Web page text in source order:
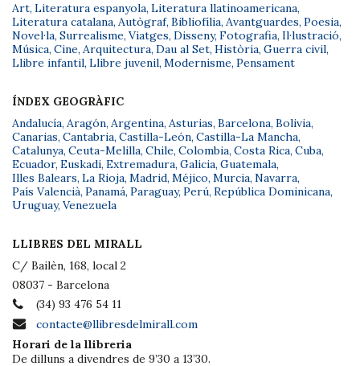
Art, Literatura espanyola, Literatura llatinoamericana,
Literatura catalana, Autògraf, Bibliofília, Avantguardes, Poesia,
Novel·la, Surrealisme, Viatges, Disseny, Fotografia, Il·lustració,
Música, Cine, Arquitectura, Dau al Set, Història, Guerra civil,
Llibre infantil, Llibre juvenil, Modernisme, Pensament
ÍNDEX GEOGRÀFIC
Andalucía, Aragón, Argentina, Asturias, Barcelona, Bolivia,
Canarias, Cantabria, Castilla-León, Castilla-La Mancha,
Catalunya, Ceuta-Melilla, Chile, Colombia, Costa Rica, Cuba,
Ecuador, Euskadi, Extremadura, Galicia, Guatemala,
Illes Balears, La Rioja, Madrid, Méjico, Murcia, Navarra,
País Valencià, Panamá, Paraguay, Perú, República Dominicana,
Uruguay, Venezuela
LLIBRES DEL MIRALL
C/ Bailèn, 168, local 2
08037 - Barcelona
(34) 93 476 54 11
contacte@llibresdelmirall.com
Horari de la llibreria
De dilluns a divendres de 9’30 a 13’30.